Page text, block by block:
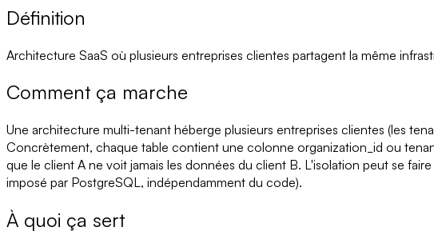
Définition
Architecture SaaS où plusieurs entreprises clientes partagent la même
Comment ça marche
Une architecture multi-tenant héberge plusieurs entreprises clientes (les
Concrètement, chaque table contient une colonne organization_id ou
que le client A ne voit jamais les données du client B. L'isolation peut se
imposé par PostgreSQL, indépendamment du code).
À quoi ça sert